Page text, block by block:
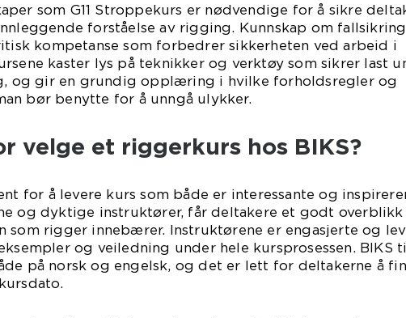
som G11 Stroppekurs er nødvendige for å sikre
forståelse av rigging. Kunnskap om
kompetanse som forbedrer sikkerheten ved arbeid i
kaster lys på teknikker og verktøy som sikrer last
og gir en grundig opplæring i hvilke forholdsregler og
bør benytte for å unngå ulykker.
velge et riggerkurs hos BIKS?
for å levere kurs som både er interessante og
og dyktige instruktører, får deltakere et godt overblikk
som rigger innebærer. Instruktørene er engasjerte og
og veiledning under hele kursprosessen. BIKS
på norsk og engelsk, og det er lett for deltakerne å